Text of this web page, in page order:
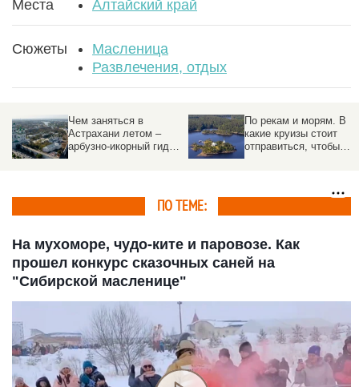
Места Алтайский край
Сюжеты
Масленица
Развлечения, отдых
По рекам и морям. В
какие круизы стоит
отправиться, чтобы
Куда можно вылететь
на море из Барнаула и
Новосибирска за 70
ПО ТЕМЕ:
На мухоморе, чудо-ките и паровозе. Как
прошел конкурс сказочных саней на
"Сибирской масленице"